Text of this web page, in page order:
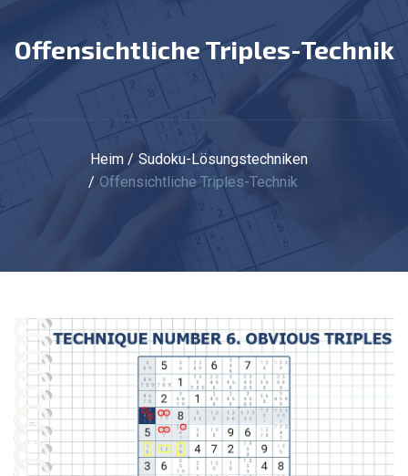
Offensichtliche Triples-Technik
Heim
Sudoku-Lösungstechniken
Offensichtliche Triples-Technik